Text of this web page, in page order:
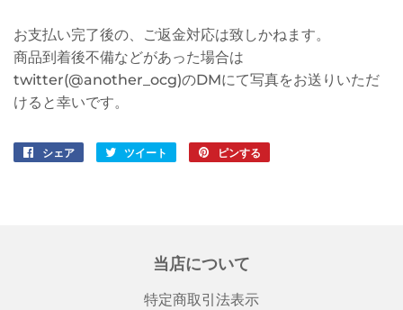
お支払い完了後の、ご返金対応は致しかねます。
商品到着後不備などがあった場合は
twitter(@another_ocg)のDMにて写真をお送りいただ
けると幸いです。
シェア
Facebookツイート
Twitter
ピンする
当店について
特定商取引法表示